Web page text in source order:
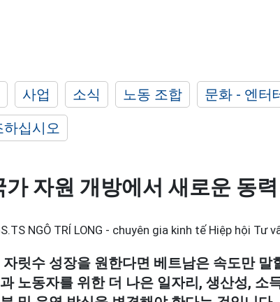
사업 소식 노동 조합 문화 - 엔터
십시오
가 자원 개방에서 새로운 동
NGÔ TRÍ LONG - chuyên gia kinh tế Hiệp hội Tư
자릿수 성장을 원한다면 베트남은 속도만 말
노동자를 위한 더 나은 일자리, 생산성, 소